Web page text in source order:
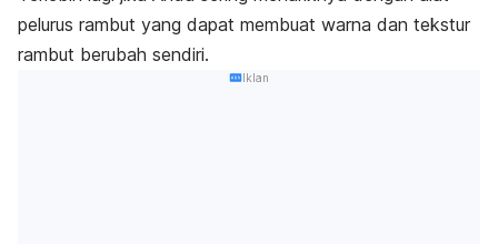
pelurus rambut yang dapat membuat warna dan tekstur
rambut berubah sendiri.
Iklan